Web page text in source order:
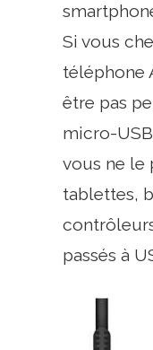
Si vous
téléphone
être pas
micro-
vous ne le
tablettes,
passés à